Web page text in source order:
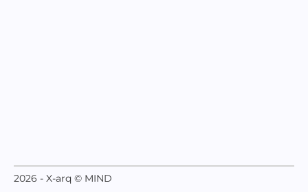
2026 - X-arq © MIND